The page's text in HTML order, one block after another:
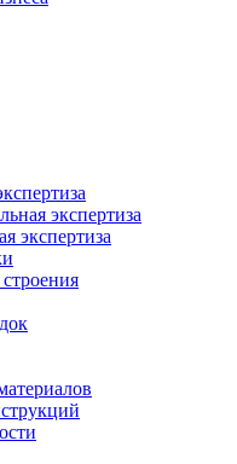
экспертиза
экспертиза